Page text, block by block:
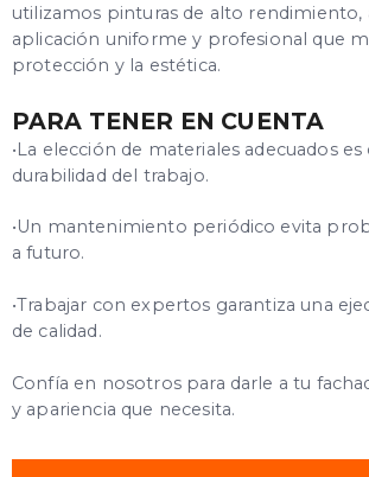
utilizamos pinturas de alto rendimiento,
aplicación uniforme y profesional que
protección y la estética.
PARA TENER EN CUENTA
•La elección de materiales adecuados es
durabilidad del trabajo.
•Un mantenimiento periódico evita
a futuro.
•Trabajar con expertos garantiza una
de calidad.
Confía en nosotros para darle a tu
y apariencia que necesita.